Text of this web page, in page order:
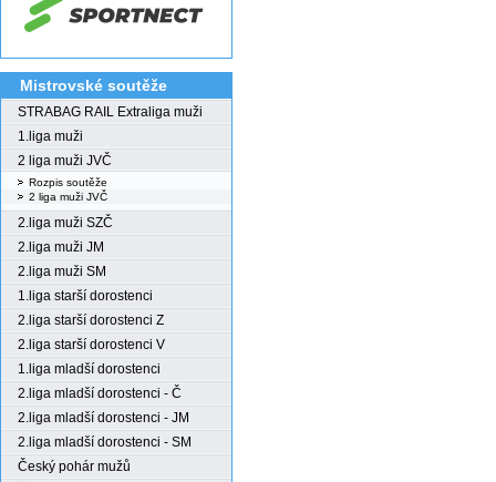
Mistrovské soutěže
STRABAG RAIL Extraliga muži
1.liga muži
2 liga muži JVČ
Rozpis soutěže
2 liga muži JVČ
2.liga muži SZČ
2.liga muži JM
2.liga muži SM
1.liga starší dorostenci
2.liga starší dorostenci Z
2.liga starší dorostenci V
1.liga mladší dorostenci
2.liga mladší dorostenci - Č
2.liga mladší dorostenci - JM
2.liga mladší dorostenci - SM
Český pohár mužů